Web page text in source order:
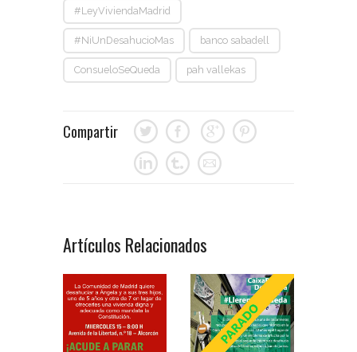
#LeyViviendaMadrid
#NiUnDesahucioMas banco sabadell
ConsueloSeQueda pah vallekas
Compartir
Artículos Relacionados